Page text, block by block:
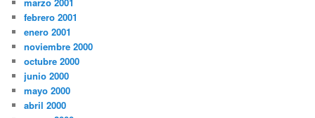
febrero 2001
enero 2001
noviembre 2000
octubre 2000
junio 2000
mayo 2000
abril 2000